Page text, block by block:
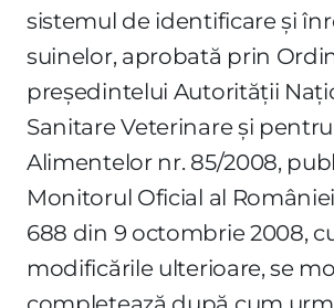
sistemul de identificare şi
suinelor, aprobată prin
preşedintelui Autorităţii
Sanitare Veterinare şi
Alimentelor nr. 85/2008,
Monitorul Oficial al
688 din 9 octombrie 2008,
modificările ulterioare, se